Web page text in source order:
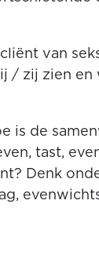
van
/ zij zien
is de
tast,
Denk